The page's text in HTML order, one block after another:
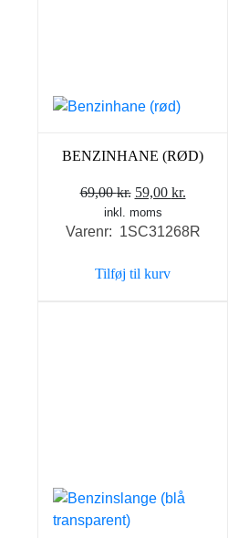
BENZINHANE (RØD)
69,00kr. Den
oprindelige
pris
69,00 kr..
59,00 kr.
pris
inkl. moms
Varenr: 1SC31268R
Tilføj til kurv